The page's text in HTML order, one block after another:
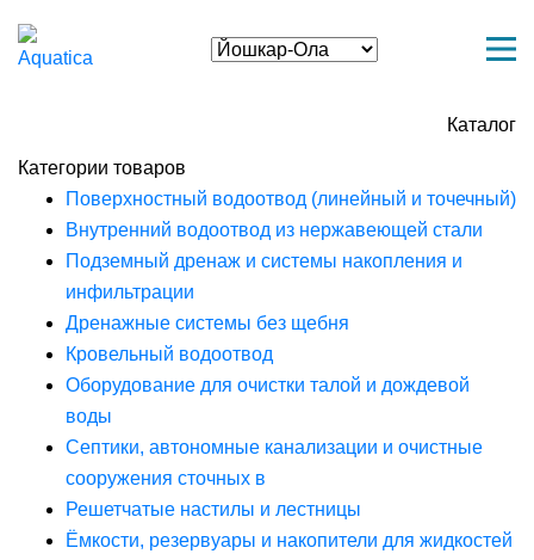
Каталог
Категории товаров
Поверхностный водоотвод (линейный и точечный)
Внутренний водоотвод из нержавеющей стали
Подземный дренаж и системы накопления и
инфильтрации
Дренажные системы без щебня
Кровельный водоотвод
Оборудование для очистки талой и дождевой
воды
Септики, автономные канализации и очистные
сооружения сточных в
Решетчатые настилы и лестницы
Ёмкости, резервуары и накопители для жидкостей